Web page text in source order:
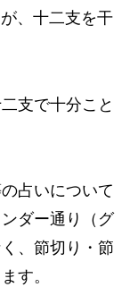
、十二支を干
支で十分こと
占いについて
ダー通り（グ
、節切り・節
す。